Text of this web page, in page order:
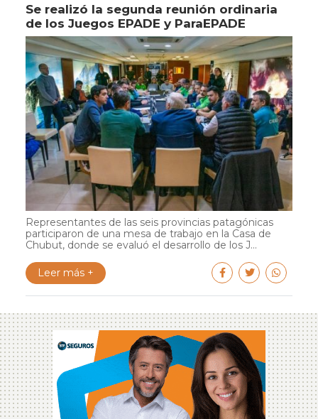
Se realizó la segunda reunión ordinaria
de los Juegos EPADE y ParaEPADE
Representantes de las seis provincias patagónicas
participaron de una mesa de trabajo en la Casa de
Chubut, donde se evaluó el desarrollo de los J...
Leer más +